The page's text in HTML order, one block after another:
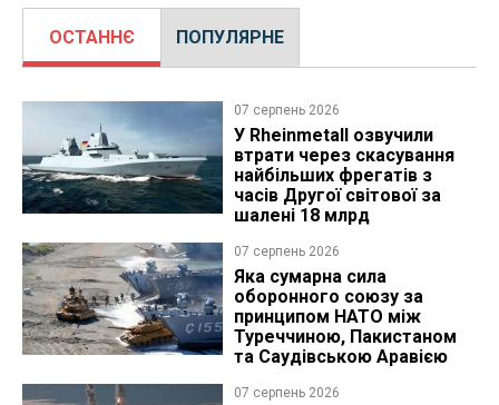
ОСТАННЄ ПОПУЛЯРНЕ
07 серпень 2026
У Rheinmetall озвучили
втрати через скасування
найбільших фрегатів з
часів Другої світової за
шалені 18 млрд
07 серпень 2026
Яка сумарна сила
оборонного союзу за
принципом НАТО між
Туреччиною, Пакистаном
та Саудівською Аравією
07 серпень 2026